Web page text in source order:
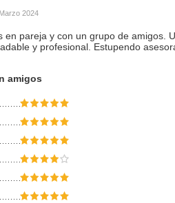
2024
en pareja y con un grupo de amigos.
y profesional. Estupendo
amigos